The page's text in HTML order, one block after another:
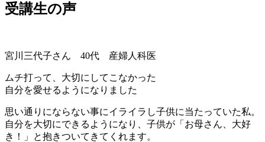
受講生の声
宮川三代子さん 40代 産婦人科医
ムチ打って、大切にしてこなかった
自分を愛せるようになりました
思い通りにならない事にイライラし子供に当たっていた私。
自分を大切にできるようになり、子供が「お母さん、大好
き！」と抱きついてきてくれます。